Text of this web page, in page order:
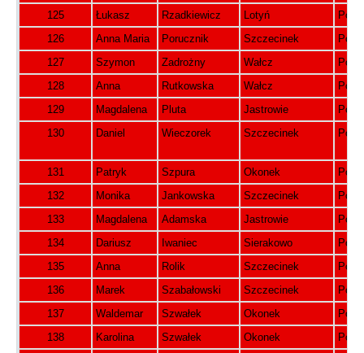
125 Łukasz Rzadkiewicz Lotyń
126
Anna Maria Porucznik Szczecinek
127
Szymon Zadrożny Wałcz
128
Anna Rutkowska Wałcz
129
Magdalena Pluta Jastrowie
130
Daniel Wieczorek Szczecinek
131 Patryk Szpura Okonek
132
Monika Jankowska Szczecinek
133
Magdalena Adamska Jastrowie
134
Dariusz Iwaniec Sierakowo
135
Anna Rolik Szczecinek
136
Marek Szabałowski Szczecinek
137
Waldemar Szwałek Okonek
138
Karolina Szwałek Okonek